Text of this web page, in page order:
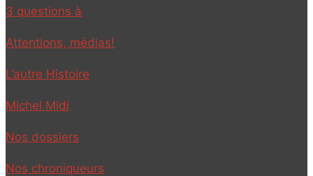
3 questions à
Attentions, médias!
L’autre Histoire
Michel Midi
Nos dossiers
Nos chroniqueurs